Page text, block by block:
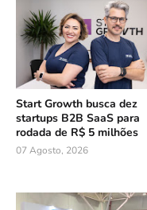
Start Growth busca dez
startups B2B SaaS para
rodada de R$ 5 milhões
07 Agosto, 2026